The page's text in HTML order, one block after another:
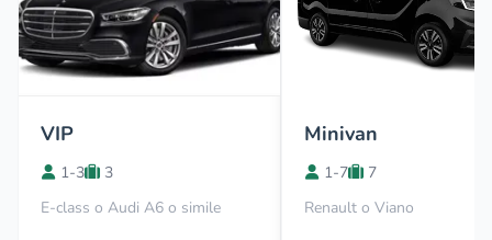
VIP
1-3
3
E-class o Audi A6 o simile
Minivan
1-7
7
Renault o Viano